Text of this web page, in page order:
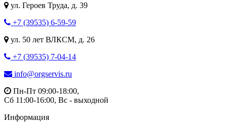
ул. Героев Труда, д. 39
+7 (39535) 6-59-59
ул. 50 лет ВЛКСМ, д. 26
+7 (39535) 7-04-14
info@orgservis.ru
Пн-Пт 09:00-18:00,
Сб 11:00-16:00, Вс - выходной
Информация